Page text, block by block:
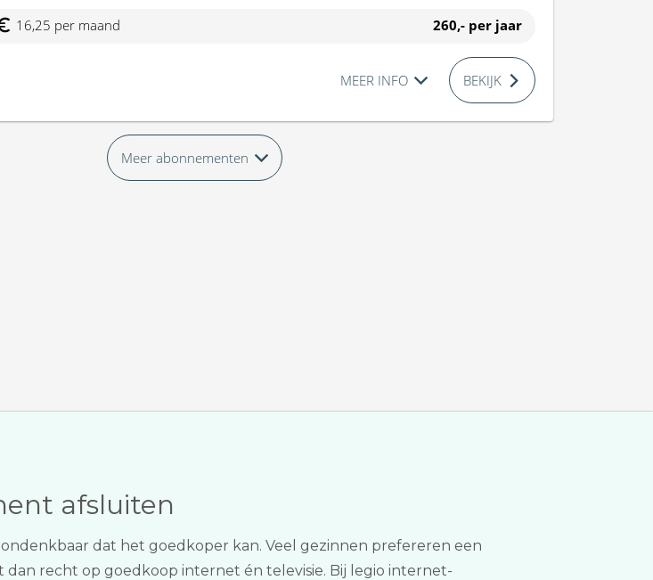
16,25 per maand 260,- per jaar
MEER INFO BEKIJK
Meer abonnementen
afsluiten
dat het goedkoper kan. Veel gezinnen prefereren een
dan recht op goedkoop internet én televisie. Bij legio internet-